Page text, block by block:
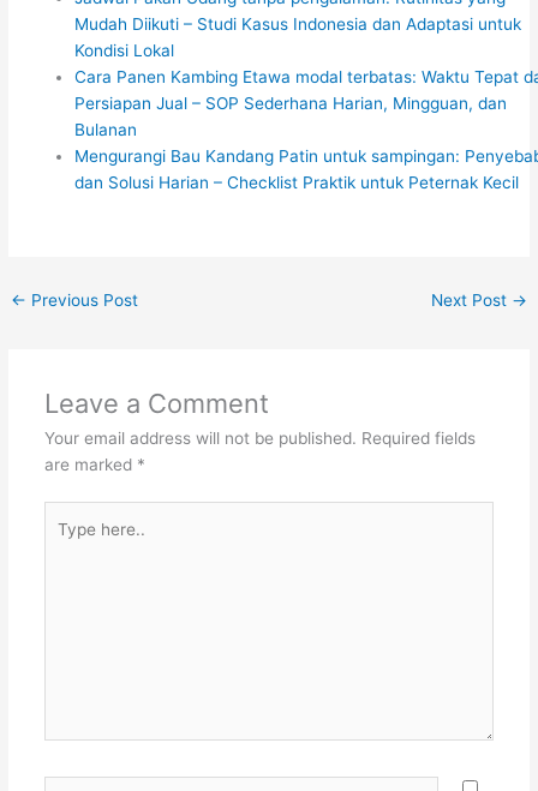
Mudah Diikuti – Studi Kasus Indonesia dan Adaptasi untuk
Kondisi Lokal
Cara Panen Kambing Etawa modal terbatas: Waktu Tepat
Persiapan Jual – SOP Sederhana Harian, Mingguan, dan
Bulanan
Mengurangi Bau Kandang Patin untuk sampingan:
dan Solusi Harian – Checklist Praktik untuk Peternak Kecil
← Previous Post Next Post →
Leave a Comment
Your email address will not be published. Required fields
are marked *
here..